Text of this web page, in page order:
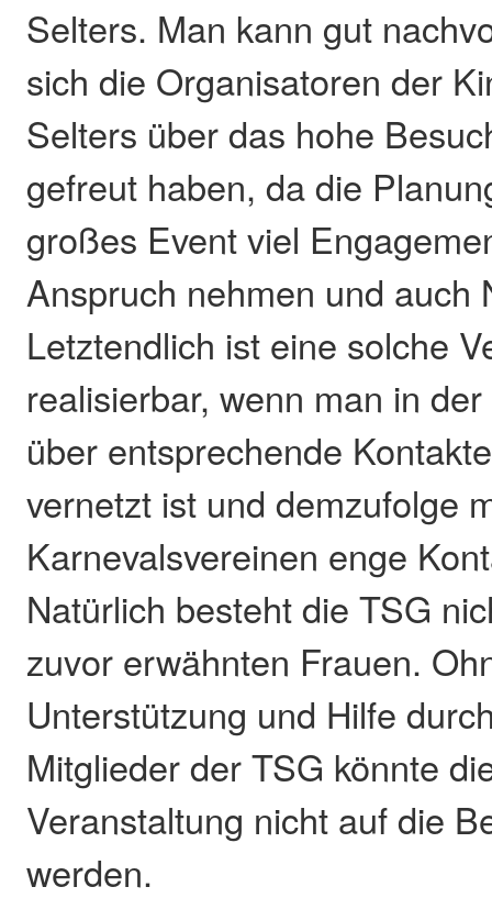
Selters. Man kann gut
sich die Organisatoren der
Selters über das hohe
gefreut haben, da die
großes Event viel
Anspruch nehmen und auch
Letztendlich ist eine solche
realisierbar, wenn man in
über entsprechende
vernetzt ist und demzufolge
Karnevalsvereinen enge
Natürlich besteht die TSG
zuvor erwähnten Frauen.
Unterstützung und Hilfe
Mitglieder der TSG könnte
Veranstaltung nicht auf die
werden.